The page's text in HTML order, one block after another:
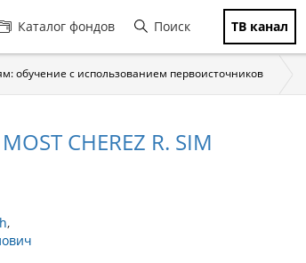
Каталог фондов Поиск ТВ канал
обучение с использованием первоисточников
CHEREZ R. SIM